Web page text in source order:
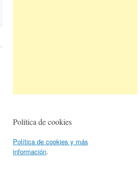
Política de cookies
Política de cookies y más
información.